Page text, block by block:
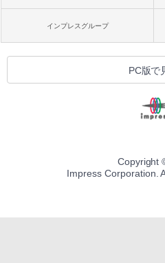
インプレスグループ
PC版で
Copyright
Impress Corporation.